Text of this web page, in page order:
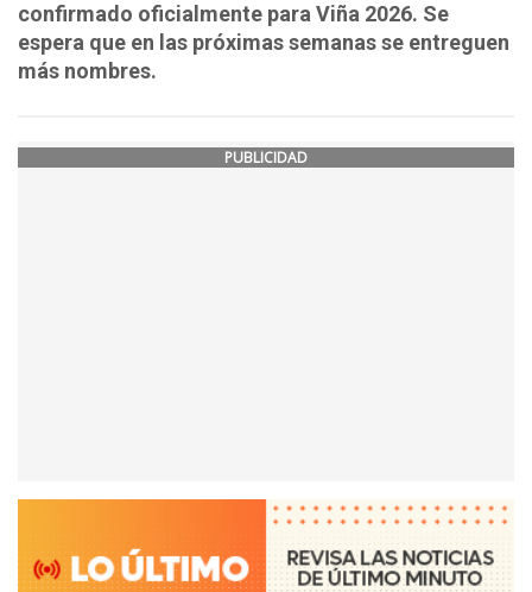
confirmado oficialmente para Viña 2026. Se
espera que en las próximas semanas se entreguen
más nombres.
PUBLICIDAD